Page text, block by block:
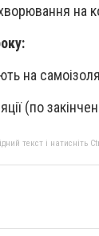
на
на
(по
текст і натисніть